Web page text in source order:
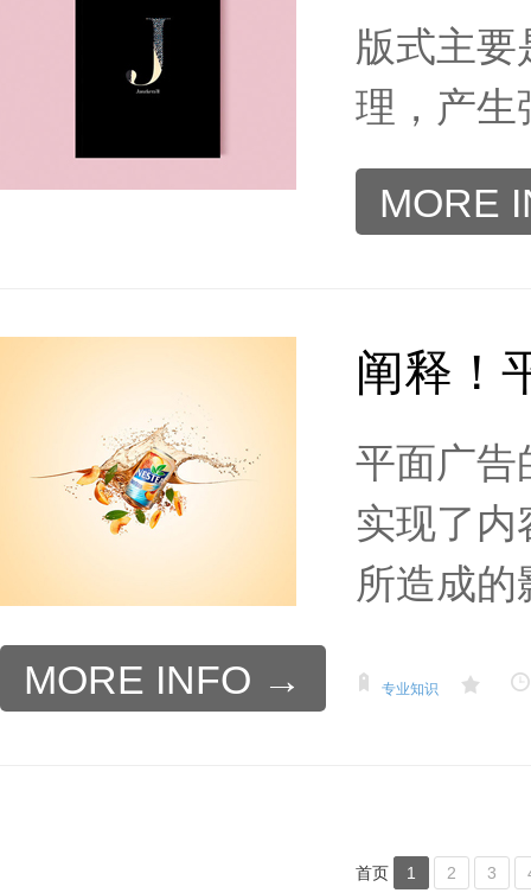
版式主要
理，产生
MORE
阐释！
平面广告
实现了内
所造成
MORE INFO → 专业知识
首页 1 2 3